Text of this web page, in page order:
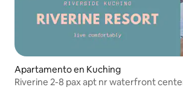
Apartamento en Kuching
Riverine 2-8 pax apt nr waterfront